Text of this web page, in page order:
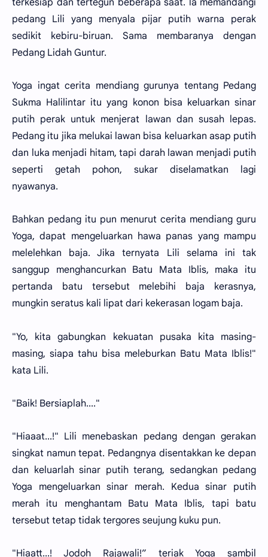
pedang Lili yang menyala pijar putih warna perak
sedikit kebiru-biruan. Sama membaranya dengan
Pedang Lidah Guntur.
Yoga ingat cerita mendiang gurunya tentang Pedang
Sukma Halilintar itu yang konon bisa keluarkan sinar
putih perak untuk menjerat lawan dan susah lepas.
Pedang itu jika melukai lawan bisa keluarkan asap putih
dan luka menjadi hitam, tapi darah lawan menjadi putih
seperti getah pohon, sukar diselamatkan lagi
nyawanya.
Bahkan pedang itu pun menurut cerita mendiang guru
Yoga, dapat mengeluarkan hawa panas yang mampu
melelehkan baja. Jika ternyata Lili selama ini tak
sanggup menghancurkan Batu Mata Iblis, maka itu
pertanda batu tersebut melebihi baja kerasnya,
mungkin seratus kali lipat dari kekerasan logam baja.
"Yo, kita gabungkan kekuatan pusaka kita masing-
masing, siapa tahu bisa meleburkan Batu Mata Iblis!"
kata Lili.
"Baik! Bersiaplah...."
"Hiaaat...!" Lili menebaskan pedang dengan gerakan
singkat namun tepat. Pedangnya disentakkan ke depan
dan keluarlah sinar putih terang, sedangkan pedang
Yoga mengeluarkan sinar merah. Kedua sinar putih
merah itu menghantam Batu Mata Iblis, tapi batu
tersebut tetap tidak tergores seujung kuku pun.
"Hiaatt...! Jodoh Rajawali!” teriak Yoga sambil